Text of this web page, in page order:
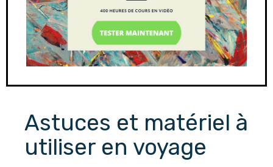
Astuces et matériel à
utiliser en voyage